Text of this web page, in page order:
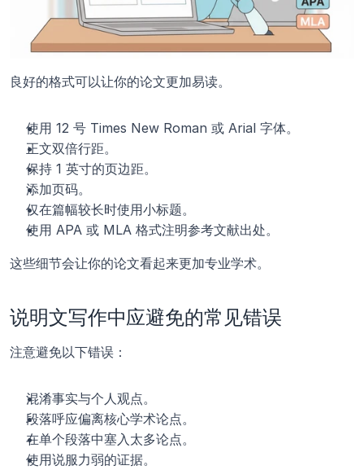
良好的格式可以让你的论文更加易读。
使用 12 号 Times New Roman 或 Arial 字体。
正文双倍行距。
保持 1 英寸的页边距。
添加页码。
仅在篇幅较长时使用小标题。
使用 APA 或 MLA 格式注明参考文献出处。
这些细节会让你的论文看起来更加专业学术。
说明文写作中应避免的常见错误
注意避免以下错误：
混淆事实与个人观点。
段落呼应偏离核心学术论点。
在单个段落中塞入太多论点。
使用说服力弱的证据。